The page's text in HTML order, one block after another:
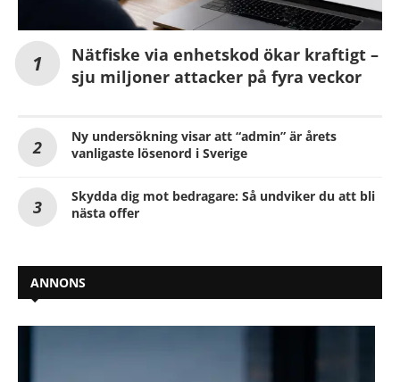
Nätfiske via enhetskod ökar kraftigt –
sju miljoner attacker på fyra veckor
Ny undersökning visar att “admin” är årets
vanligaste lösenord i Sverige
Skydda dig mot bedragare: Så undviker du att bli
nästa offer
ANNONS